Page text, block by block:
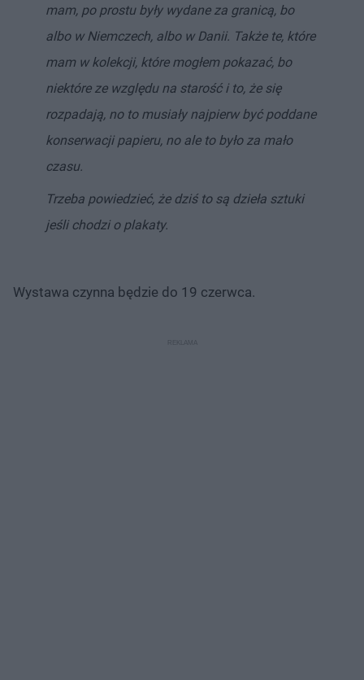
mam, po prostu były wydane za granicą, bo
albo w Niemczech, albo w Danii. Także te, które
mam w kolekcji, które mogłem pokazać, bo
niektóre ze względu na starość i to, że się
rozpadają, no to musiały najpierw być poddane
konserwacji papieru, no ale to było za mało
czasu.
Trzeba powiedzieć, że dziś to są dzieła sztuki
jeśli chodzi o plakaty.
Wystawa czynna będzie do 19 czerwca.